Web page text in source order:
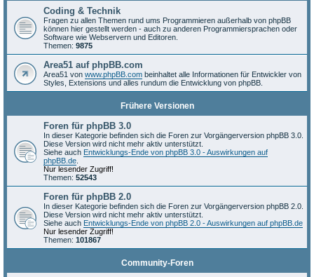
Coding & Technik
Fragen zu allen Themen rund ums Programmieren außerhalb von phpBB
können hier gestellt werden - auch zu anderen Programmiersprachen oder
Software wie Webservern und Editoren.
Themen: 9875
Area51 auf phpBB.com
Area51 von www.phpBB.com beinhaltet alle Informationen für Entwickler von
Styles, Extensions und alles rundum die Entwicklung von phpBB.
Frühere Versionen
Foren für phpBB 3.0
In dieser Kategorie befinden sich die Foren zur Vorgängerversion phpBB 3.0.
Diese Version wird nicht mehr aktiv unterstützt.
Siehe auch Entwicklungs-Ende von phpBB 3.0 - Auswirkungen auf
phpBB.de
Nur lesender Zugriff!
Themen: 52543
Foren für phpBB 2.0
In dieser Kategorie befinden sich die Foren zur Vorgängerversion phpBB 2.0.
Diese Version wird nicht mehr aktiv unterstützt.
Siehe auch Entwicklungs-Ende von phpBB 2.0 - Auswirkungen auf phpBB.de
Nur lesender Zugriff!
Themen: 101867
Community-Foren